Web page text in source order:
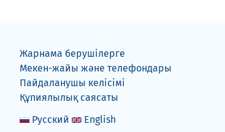
Жарнама берушілерге
Мекен-жайы және телефондары
Пайдаланушы келісімі
Құпиялылық саясаты
Русский
English